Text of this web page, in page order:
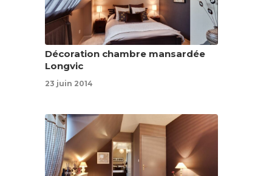
Décoration chambre mansardée
Longvic
23 juin 2014